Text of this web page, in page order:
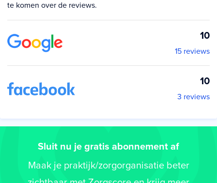
te komen over de reviews.
10
15 reviews
10
3 reviews
Sluit nu je gratis abonnement af
Maak je praktijk/zorgorganisatie beter